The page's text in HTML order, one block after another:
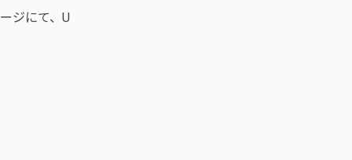
ジにて、U